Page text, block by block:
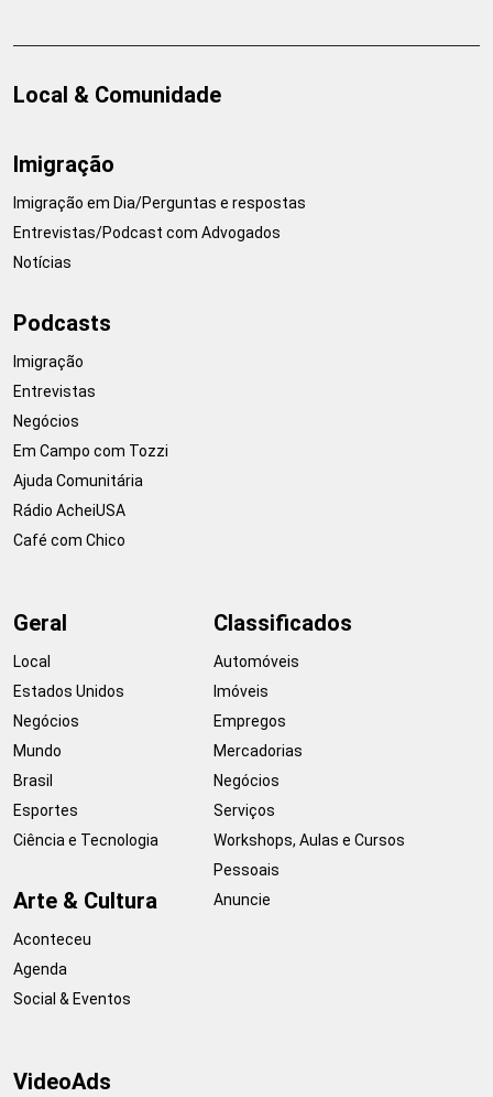
Local & Comunidade
Imigração
Imigração em Dia/Perguntas e respostas
Entrevistas/Podcast com Advogados
Notícias
Podcasts
Imigração
Entrevistas
Negócios
Em Campo com Tozzi
Ajuda Comunitária
Rádio AcheiUSA
Café com Chico
Geral
Local
Estados Unidos
Negócios
Mundo
Brasil
Esportes
Ciência e Tecnologia
Arte & Cultura
Aconteceu
Agenda
Social & Eventos
Classificados
Automóveis
Imóveis
Empregos
Mercadorias
Negócios
Serviços
Workshops, Aulas e Cursos
Pessoais
Anuncie
VideoAds